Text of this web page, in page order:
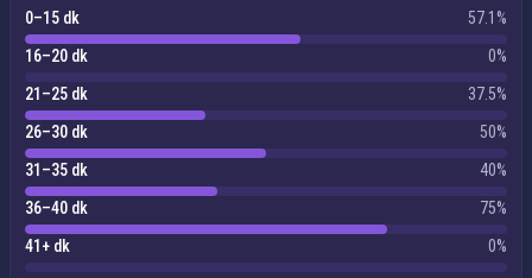
0–15 dk
57.1%
16–20 dk
0%
21–25 dk
37.5%
26–30 dk
50%
31–35 dk
40%
36–40 dk
75%
41+ dk
0%